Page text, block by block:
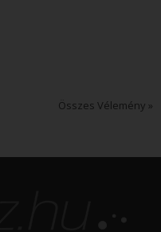
Összes Vélemény »